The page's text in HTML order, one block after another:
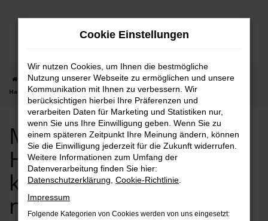
Zum
Startseite Hannover Mercedes-Benz
Mercedes-Benz Vito in
Hannover günstig kaufen | Lieferservice nach Hannover
Mercedes-Benz Vito in
Hannover günstig
kaufen | Lieferservice
nach Hannover
Cookie Einstellungen
Wir nutzen Cookies, um Ihnen die bestmögliche
Nutzung unserer Webseite zu ermöglichen und unsere
Kommunikation mit Ihnen zu verbessern. Wir
berücksichtigen hierbei Ihre Präferenzen und
verarbeiten Daten für Marketing und Statistiken nur,
wenn Sie uns Ihre Einwilligung geben. Wenn Sie zu
einem späteren Zeitpunkt Ihre Meinung ändern, können
Sie die Einwilligung jederzeit für die Zukunft widerrufen.
Weitere Informationen zum Umfang der
Datenverarbeitung finden Sie hier:
Datenschutzerklärung Cookie-Richtlinie
Impressum
Folgende Kategorien von Cookies werden von uns eingesetzt: